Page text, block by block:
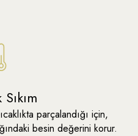
parçalandığı için,
besin değerini korur.